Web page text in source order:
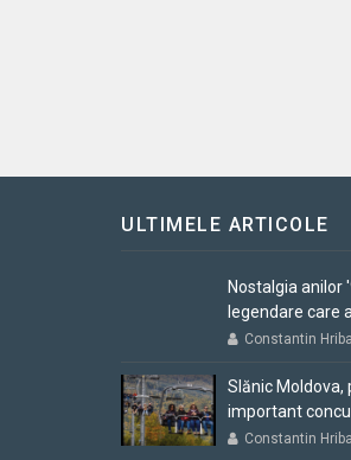
ULTIMELE ARTICOLE
Nostalgia anilor
legendare care
Constantin
Slănic Moldova,
important
Constantin